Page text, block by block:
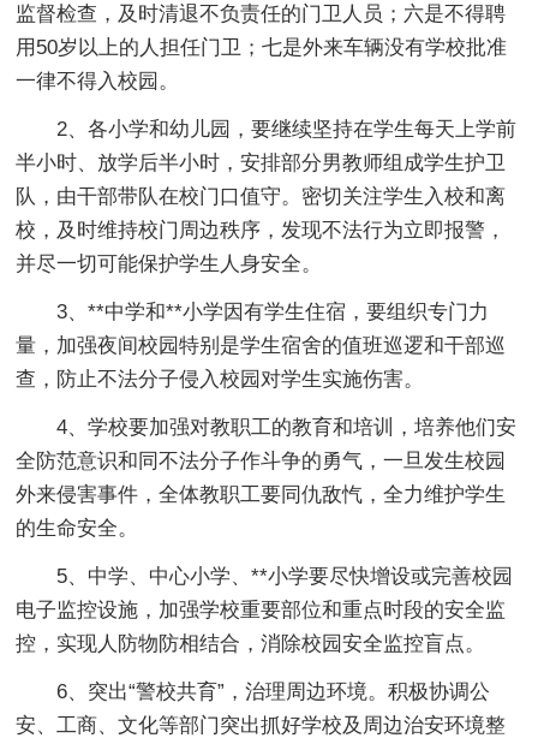
监督检查，及时清退不负责任的门卫人员；六是不得聘
用50岁以上的人担任门卫；七是外来车辆没有学校批准
一律不得入校园。
2、各小学和幼儿园，要继续坚持在学生每天上学前
半小时、放学后半小时，安排部分男教师组成学生护卫
队，由干部带队在校门口值守。密切关注学生入校和离
校，及时维持校门周边秩序，发现不法行为立即报警，
并尽一切可能保护学生人身安全。
3、**中学和**小学因有学生住宿，要组织专门力
量，加强夜间校园特别是学生宿舍的值班巡逻和干部巡
查，防止不法分子侵入校园对学生实施伤害。
4、学校要加强对教职工的教育和培训，培养他们安
全防范意识和同不法分子作斗争的勇气，一旦发生校园
外来侵害事件，全体教职工要同仇敌忾，全力维护学生
的生命安全。
5、中学、中心小学、**小学要尽快增设或完善校园
电子监控设施，加强学校重要部位和重点时段的安全监
控，实现人防物防相结合，消除校园安全监控盲点。
6、突出“警校共育”，治理周边环境。积极协调公
安、工商、文化等部门突出抓好学校及周边治安环境整